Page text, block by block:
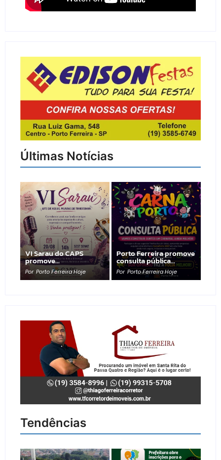
Últimas Notícias
VI Sarau do CAPS
promove…
Por Porto Ferreira Hoje
Porto Ferreira promove
consulta pública…
Por Porto Ferreira Hoje
Tendências